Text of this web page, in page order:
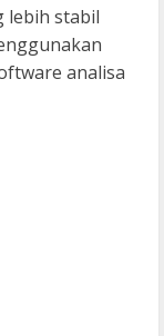
lebih stabil
analisa